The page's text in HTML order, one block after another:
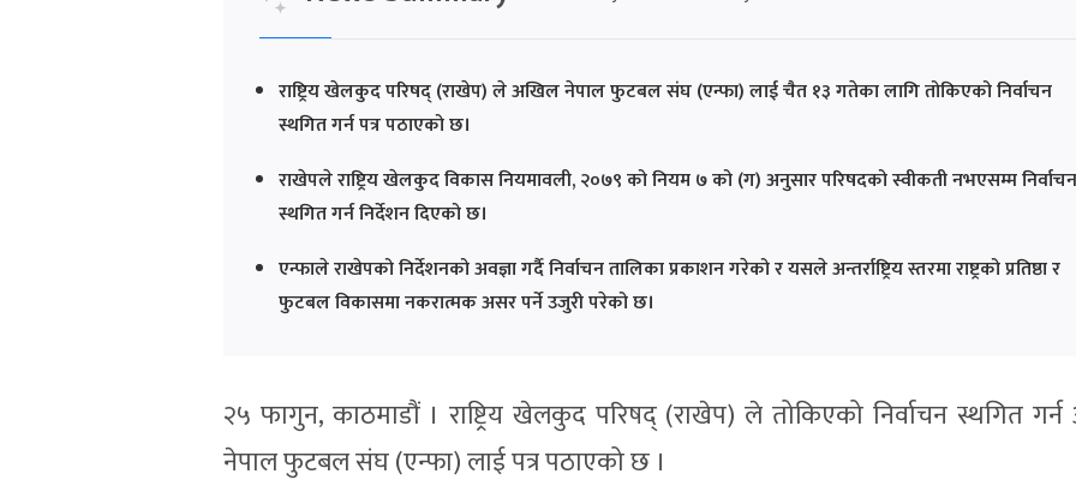
राष्ट्रिय खेलकुद परिषद् (राखेप) ले अखिल नेपाल फुटबल संघ (एन्फा) लाई चैत १३ गतेका लागि तोकिएको निर्वाचन
स्थगित गर्न पत्र पठाएको छ।
राखेपले राष्ट्रिय खेलकुद विकास नियमावली, २०७९ को नियम ७ को (ग) अनुसार परिषदको स्वीकती नभएसम्म निर्वाचन
स्थगित गर्न निर्देशन दिएको छ।
एन्फाले राखेपको निर्देशनको अवज्ञा गर्दै निर्वाचन तालिका प्रकाशन गरेको र यसले अन्तर्राष्ट्रिय स्तरमा राष्ट्रको प्रतिष्ठा र
फुटबल विकासमा नकरात्मक असर पर्ने उजुरी परेको छ।
२५ फागुन, काठमाडौं । राष्ट्रिय खेलकुद परिषद् (राखेप) ले तोकिएको निर्वाचन स्थगित
नेपाल फुटबल संघ (एन्फा) लाई पत्र पठाएको छ ।